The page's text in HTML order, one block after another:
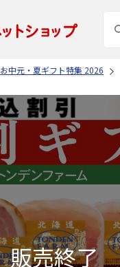
お中元・夏ギフト特集 2026